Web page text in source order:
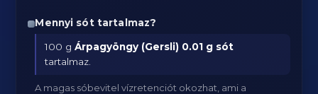
Mennyi sót tartalmaz?
100 gÁrpagyöngy (Gersli) 0.01 g sót
tartalmaz.
A magas sóbevitel vízretenciót okozhat, ami a